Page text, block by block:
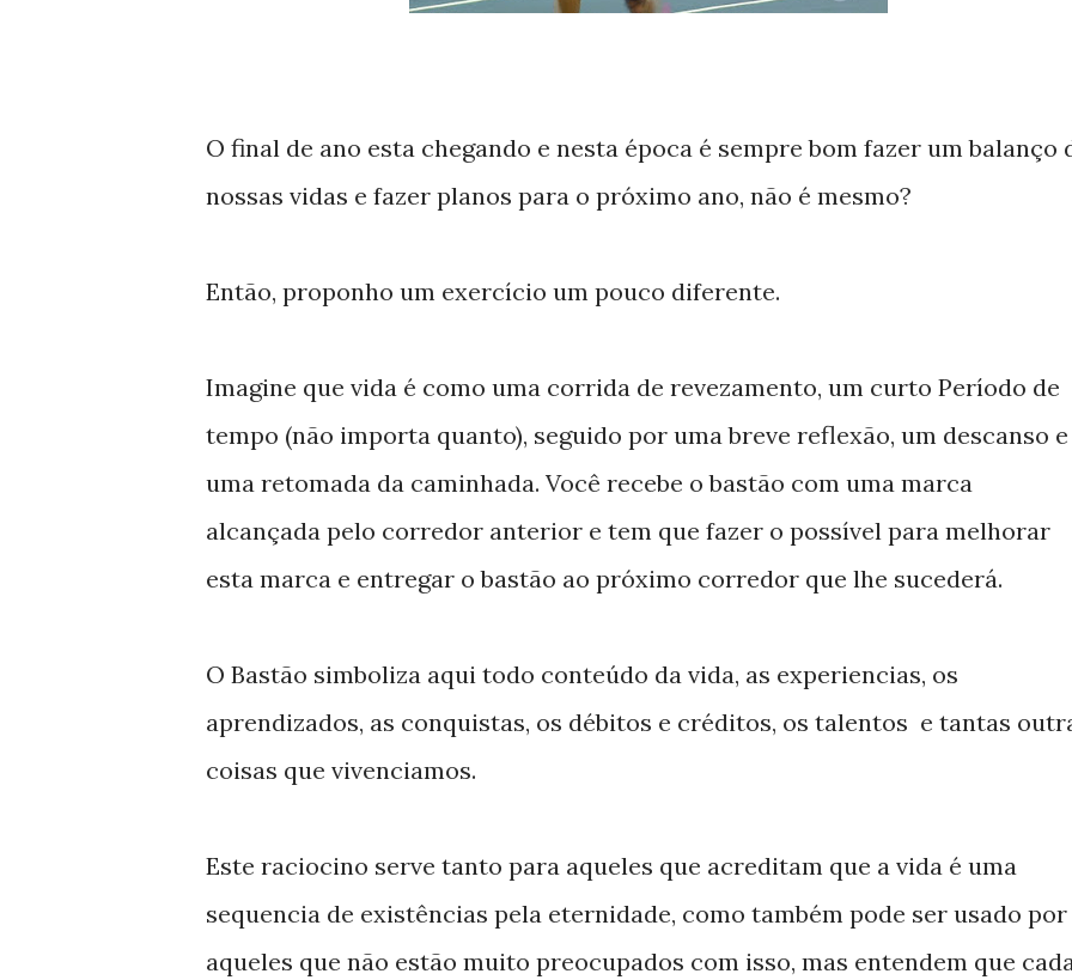
O final de ano esta chegando e nesta época é sempre bom fazer um balanço
nossas vidas e fazer planos para o próximo ano, não é mesmo?
Então, proponho um exercício um pouco diferente.
Imagine que vida é como uma corrida de revezamento, um curto Período de
tempo (não importa quanto), seguido por uma breve reflexão, um descanso e
uma retomada da caminhada. Você recebe o bastão com uma marca
alcançada pelo corredor anterior e tem que fazer o possível para melhorar
esta marca e entregar o bastão ao próximo corredor que lhe sucederá.
O Bastão simboliza aqui todo conteúdo da vida, as experiencias, os
aprendizados, as conquistas, os débitos e créditos, os talentos e tantas
coisas que vivenciamos.
Este raciocino serve tanto para aqueles que acreditam que a vida é uma
sequencia de existências pela eternidade, como também pode ser usado por
aqueles que não estão muito preocupados com isso, mas entendem que